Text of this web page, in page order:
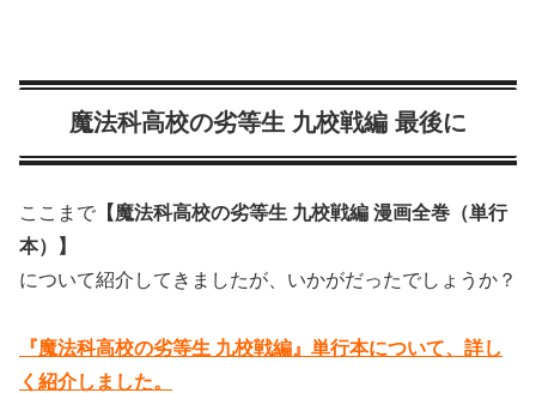
魔法科高校の劣等生 九校戦編 最後に
ここまで 【魔法科高校の劣等生 九校戦編 漫画全巻（単行
本）】
について紹介してきましたが、いかがだったでしょうか？
『魔法科高校の劣等生 九校戦編』単行本について、詳し
く紹介しました。